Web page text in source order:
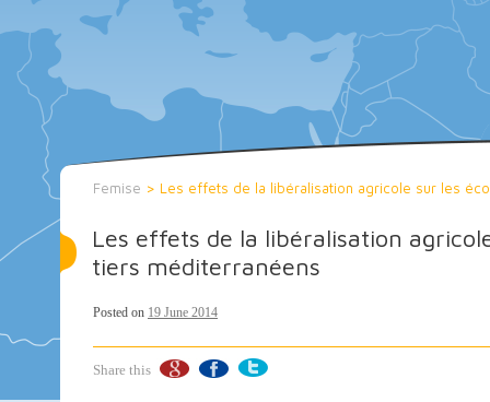
Femise > Les effets de la libéralisation agricole sur les
Les effets de la libéralisation
tiers méditerranéens
Posted on 19 June 2014
Share this